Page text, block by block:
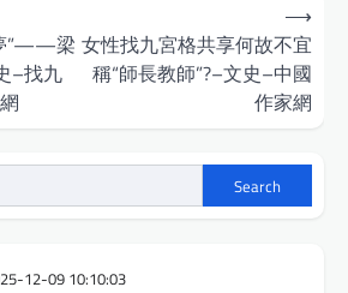
”——梁
–找九
女性找九宮格共享何故不宜
稱“師長教師”?–文史–中國
作家網
⟶
Search
12-09 10:10:03